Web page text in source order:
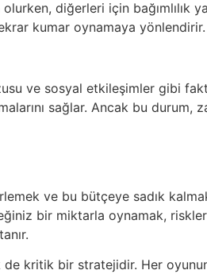
diğerleri için bağımlılık
kumar oynamaya yönlendirir.
ve sosyal etkileşimler gibi
sağlar. Ancak bu durum,
ve bu bütçeye sadık
bir miktarla oynamak,
de kritik bir stratejidir. Her